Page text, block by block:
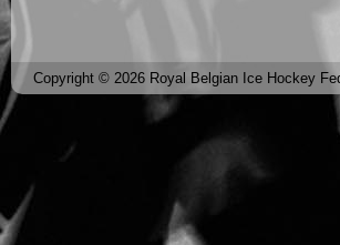
Copyright © 2026 Royal Belgian Ice Hockey